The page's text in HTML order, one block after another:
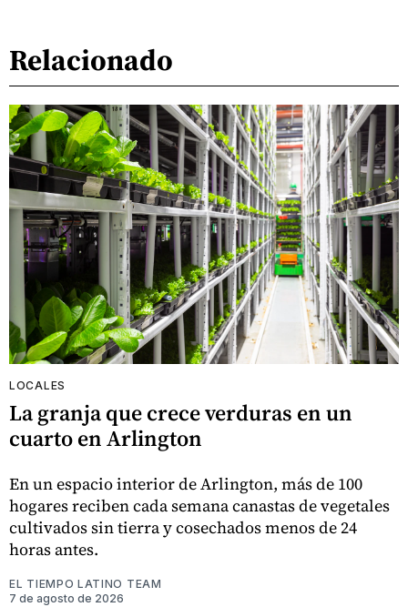
Relacionado
LOCALES
La granja que crece verduras en un
cuarto en Arlington
En un espacio interior de Arlington, más de 100
hogares reciben cada semana canastas de vegetales
cultivados sin tierra y cosechados menos de 24
horas antes.
EL TIEMPO LATINO TEAM
7 de agosto de 2026